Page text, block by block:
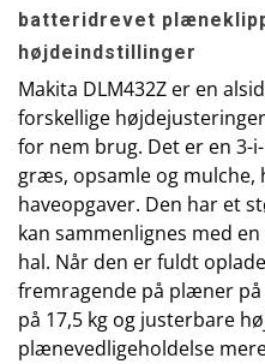
batteridrevet
højdeindstillinger
Makita DLM432Z er en
forskellige
for nem brug. Det er en 3-
græs, opsamle og mulche,
haveopgaver. Den har et
kan sammenlignes med
hal. Når den er fuldt
fremragende på plæner
på 17,5 kg og justerbare
plænevedligeholdelse